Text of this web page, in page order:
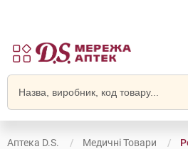
Аптека D.S. Медичні Товари